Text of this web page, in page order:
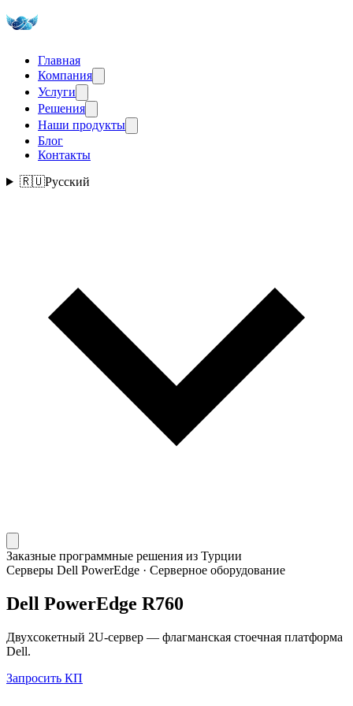
Главная
Компания
Услуги
Решения
Наши продукты
Блог
Контакты
🇷🇺Русский
Заказные программные решения из Турции
Серверы Dell PowerEdge · Серверное оборудование
Dell PowerEdge R760
Двухсокетный 2U-сервер — флагманская стоечная платформа
Dell.
Запросить КП